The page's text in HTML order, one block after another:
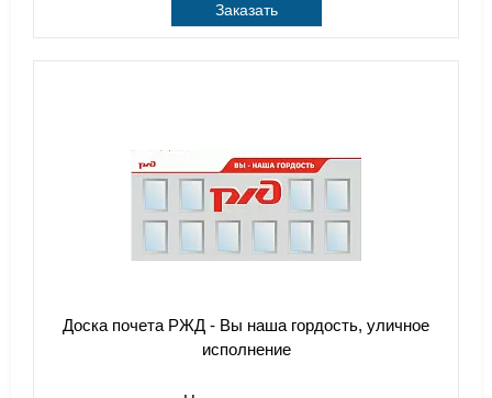
Заказать
Доска почета РЖД - Вы наша гордость, уличное
исполнение